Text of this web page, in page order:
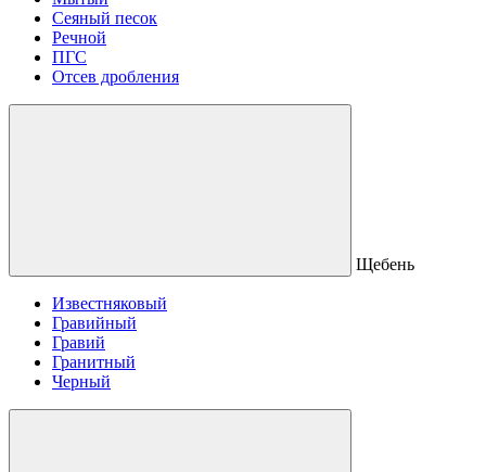
Сеяный песок
Речной
ПГС
Отсев дробления
Щебень
Известняковый
Гравийный
Гравий
Гранитный
Черный